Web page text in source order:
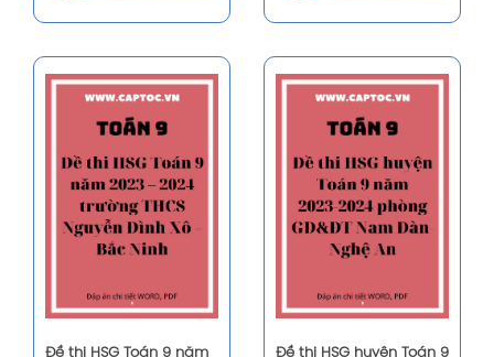
Đề thi HSG Toán 9 năm Đề thi HSG huyện Toán 9